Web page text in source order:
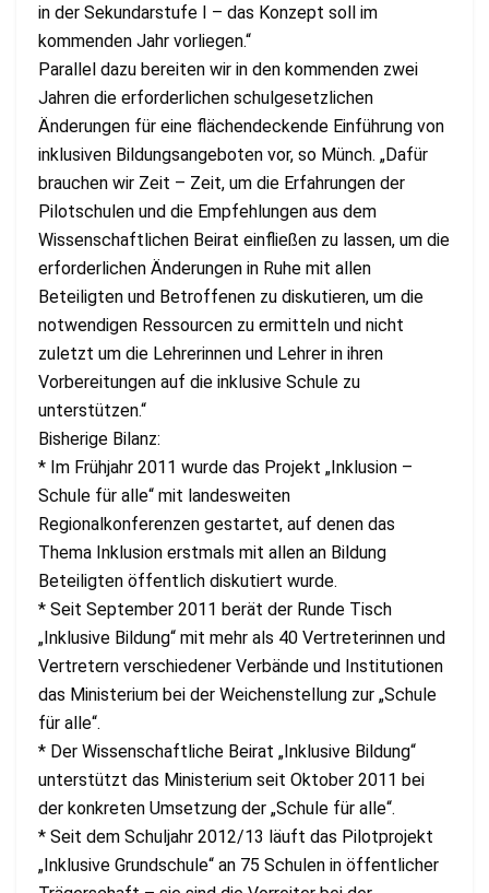
in der Sekundarstufe I – das Konzept soll im
kommenden Jahr vorliegen.“
Parallel dazu bereiten wir in den kommenden zwei
Jahren die erforderlichen schulgesetzlichen
Änderungen für eine flächendeckende Einführung von
inklusiven Bildungsangeboten vor, so Münch. „Dafür
brauchen wir Zeit – Zeit, um die Erfahrungen der
Pilotschulen und die Empfehlungen aus dem
Wissenschaftlichen Beirat einfließen zu lassen, um die
erforderlichen Änderungen in Ruhe mit allen
Beteiligten und Betroffenen zu diskutieren, um die
notwendigen Ressourcen zu ermitteln und nicht
zuletzt um die Lehrerinnen und Lehrer in ihren
Vorbereitungen auf die inklusive Schule zu
unterstützen.“
Bisherige Bilanz:
* Im Frühjahr 2011 wurde das Projekt „Inklusion –
Schule für alle“ mit landesweiten
Regionalkonferenzen gestartet, auf denen das
Thema Inklusion erstmals mit allen an Bildung
Beteiligten öffentlich diskutiert wurde.
* Seit September 2011 berät der Runde Tisch
„Inklusive Bildung“ mit mehr als 40 Vertreterinnen und
Vertretern verschiedener Verbände und Institutionen
das Ministerium bei der Weichenstellung zur „Schule
für alle“.
* Der Wissenschaftliche Beirat „Inklusive Bildung“
unterstützt das Ministerium seit Oktober 2011 bei
der konkreten Umsetzung der „Schule für alle“.
* Seit dem Schuljahr 2012/13 läuft das Pilotprojekt
„Inklusive Grundschule“ an 75 Schulen in öffentlicher